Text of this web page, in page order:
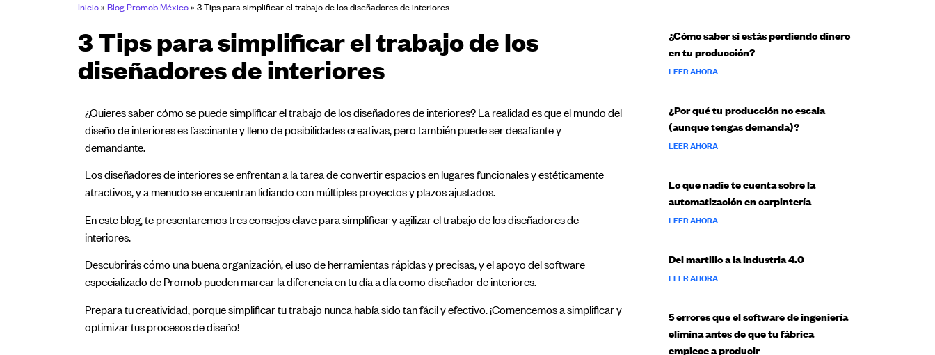
Inicio» Blog Promob México» 3 Tips para simplificar el trabajo de los diseñadores de interiores
3 Tips para simplificar el trabajo de los
diseñadores de interiores
¿Quieres saber cómo se puede simplificar el trabajo de los diseñadores de interiores? La realidad es que el mundo del
diseño de interiores es fascinante y lleno de posibilidades creativas, pero también puede ser desafiante y
demandante.
Los diseñadores de interiores se enfrentan a la tarea de convertir espacios en lugares funcionales y estéticamente
atractivos, y a menudo se encuentran lidiando con múltiples proyectos y plazos ajustados.
En este blog, te presentaremos tres consejos clave para simplificar y agilizar el trabajo de los diseñadores de
interiores.
Descubrirás cómo una buena organización, el uso de herramientas rápidas y precisas, y el apoyo del software
especializado de Promob pueden marcar la diferencia en tu día a día como diseñador de interiores.
Prepara tu creatividad, porque simplificar tu trabajo nunca había sido tan fácil y efectivo. ¡Comencemos a simplificar y
optimizar tus procesos de diseño!
¿Cómo saber si estás perdiendo dinero
en tu producción?
LEER AHORA
¿Por qué tu producción no escala
(aunque tengas demanda)?
LEER AHORA
Lo que nadie te cuenta sobre la
automatización en carpintería
LEER AHORA
Del martillo a la Industria 4.0
LEER AHORA
5 errores que el software de ingeniería
elimina antes de que tu fábrica
empiece a producir